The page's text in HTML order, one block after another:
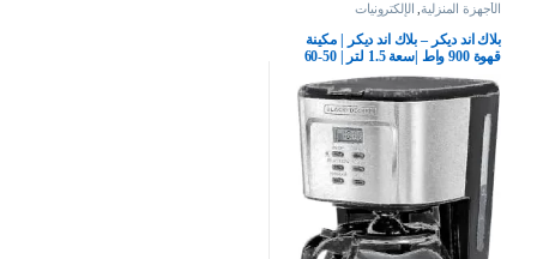
الأجهزة المنزلية, الإلكترونيات
بلاك اند ديكر – بلاك اند ديكر | مكينة
قهوة 900 واط |سعة 1.5 لتر | 50-60
هرتز |يكفي 12 كوب قهوة| تصنع قهوة
مقطرة و اسبريسو | أسود + فضي|
DCM85-B5 | ضمان سنتين، زجاج